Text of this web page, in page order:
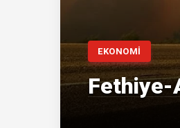
EKONOMİ
Fethiye-